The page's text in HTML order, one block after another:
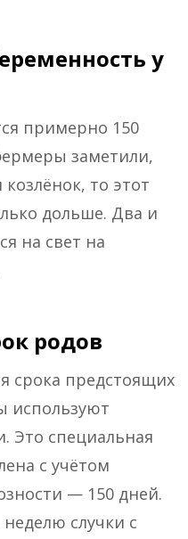
у
примерно 150
заметили,
то этот
дольше. Два и
на свет на
родов
срока предстоящих
используют
Это специальная
с учётом
— 150 дней.
случки с